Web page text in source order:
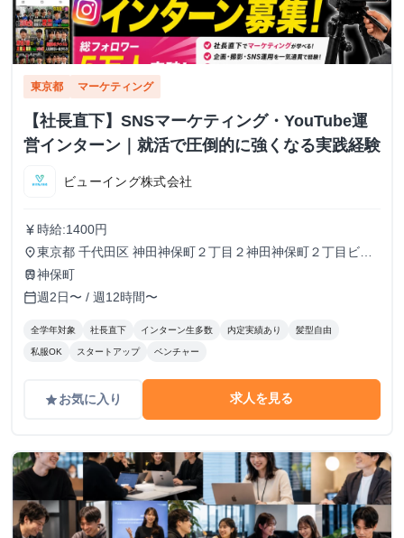
東京都 マーケティング
【社長直下】SNSマーケティング・YouTube運
営インターン｜就活で圧倒的に強くなる実践経験
ビューイング株式会社
currency_yen 時給:1400円
place東京都 千代田区 神田神保町２丁目２神田神保町２丁目ビル
５０２号室
train神保町
calendar_today週2日〜 / 週12時間〜
全学年対象 社長直下 インターン生多数 内定実績あり 髪型自由
私服OK スタートアップ ベンチャー
gradeお気に入り 求人を見る